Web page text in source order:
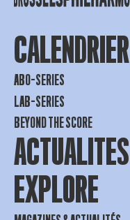
CALENDRIER
ABO-SERIES
LAB-SERIES
BEYOND THE SCORE
ACTUALITES
EXPLORE